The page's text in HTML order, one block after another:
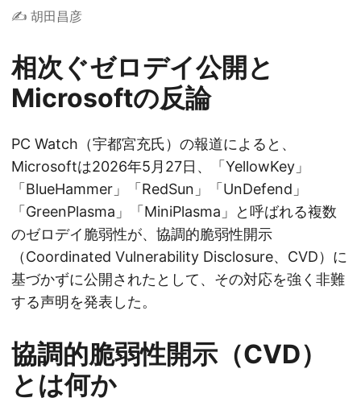
✍️ 胡田昌彦
相次ぐゼロデイ公開と
Microsoftの反論
PC Watch（宇都宮充氏）の報道によると、
Microsoftは2026年5月27日、「YellowKey」
「BlueHammer」「RedSun」「UnDefend」
「GreenPlasma」「MiniPlasma」と呼ばれる複数
のゼロデイ脆弱性が、協調的脆弱性開示
（Coordinated Vulnerability Disclosure、CVD）に
基づかずに公開されたとして、その対応を強く非難
する声明を発表した。
協調的脆弱性開示（CVD）
とは何か